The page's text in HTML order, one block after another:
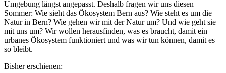
Umgebung längst angepasst. Deshalb fragen wir uns diesen
Sommer: Wie sieht das Ökosystem Bern aus? Wie steht es um die
Natur in Bern? Wie gehen wir mit der Natur um? Und wie geht sie
mit uns um? Wir wollen herausfinden, was es braucht, damit ein
urbanes Ökosystem funktioniert und was wir tun können, damit es
so bleibt.
Bisher erschienen: